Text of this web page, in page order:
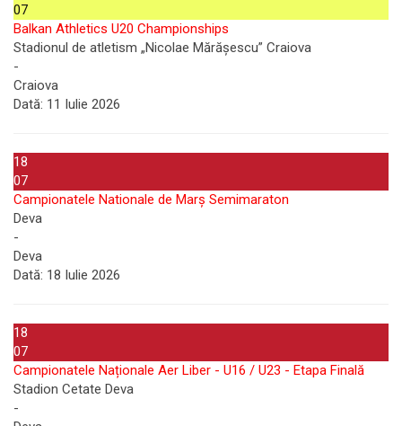
07
Balkan Athletics U20 Championships
Stadionul de atletism „Nicolae Mărășescu” Craiova
-
Craiova
Dată: 11 Iulie 2026
18
07
Campionatele Nationale de Marș Semimaraton
Deva
-
Deva
Dată: 18 Iulie 2026
18
07
Campionatele Naționale Aer Liber - U16 / U23 - Etapa Finală
Stadion Cetate Deva
-